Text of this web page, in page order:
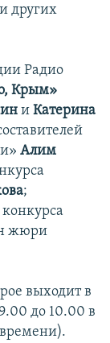
других
Радио
Крым»
и Катерина
Алим
;
жюри
выходит в
до 10.00 в